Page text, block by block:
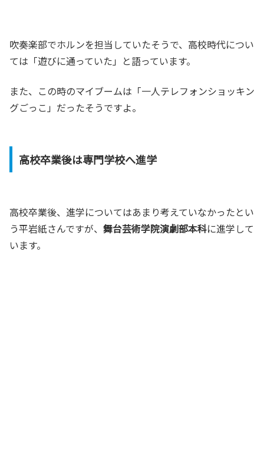
吹奏楽部でホルンを担当していたそうで、高校時代につい
ては「遊びに通っていた」と語っています。
また、この時のマイブームは「一人テレフォンショッキン
グごっこ」だったそうですよ。
高校卒業後は専門学校へ進学
高校卒業後、進学についてはあまり考えていなかったとい
う平岩紙さんですが、 舞台芸術学院演劇部本科に進学して
います。